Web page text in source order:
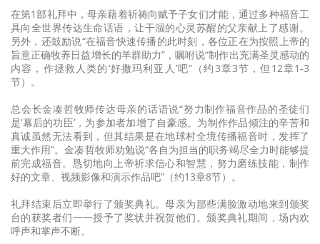
在第1部礼拜中，母亲藉着祈祷向赋予子女们才能，通过多种福音工
具向全世界传达生命话语，让干涸的心灵苏醒的父亲献上了感谢。
另外，还鼓励说“在福音快速传播的此时刻，各位正在为按照上帝的
旨意正确牧养日益增长的羊群助力”，嘱咐说“制作出充满圣灵感动的
内容，作拯救人类的‘好撒玛利亚人’吧”（约3章3节，但12章1-3
节）。
总会长金凑哲牧师传达母亲的话语说“努力制作福音作品的圣徒们
是‘幕后的功臣’，为参加者加增了自豪感。为制作作品倾注的辛苦和
真诚虽然无法看到，但其结果是在地球村全境传播福音时，发挥了
重大作用”。金凑哲牧师劝勉说“各自为担当的职务竭尽全力时能够提
前完成福音。恳切地向上帝祈求信心和智慧，努力磨练技能，制作
好的文章、视频影像和演示作品吧”（约13章8节）。
礼拜结束后立即举行了颁奖典礼。母亲为那些满脸激动地来到颁奖
台的获奖者们一一授予了奖状并祝贺他们。颁奖典礼期间，场内欢
呼声和掌声不断。